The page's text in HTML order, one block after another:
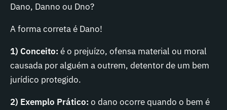
Dano, Danno ou Dno?
A forma correta é Dano!
1) Conceito: é o prejuízo, ofensa material ou moral
causada por alguém a outrem, detentor de um bem
jurídico protegido.
2) Exemplo Prático: o dano ocorre quando o bem é